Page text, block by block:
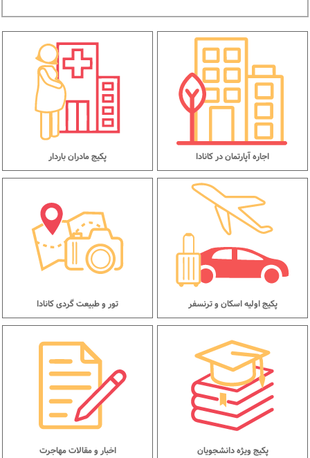
اجاره آپارتمان در کانادا پکیج مادران باردار
پکیج اولیه اسکان و ترنسفر تور و طبیعت گردی کانادا
پکیج ویژه دانشجویان اخبار و مقالات مهاجرت